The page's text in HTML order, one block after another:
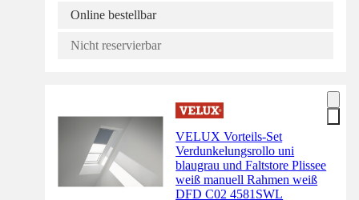
Online bestellbar
Nicht reservierbar
VELUX Vorteils-Set
Verdunkelungsrollo uni
blaugrau und Faltstore Plissee
weiß manuell Rahmen weiß
DFD C02 4581SWL